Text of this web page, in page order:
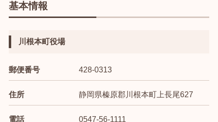
基本情報
川根本町役場
郵便番号 428-0313
住所 静岡県榛原郡川根本町上長尾627
電話 0547-56-1111